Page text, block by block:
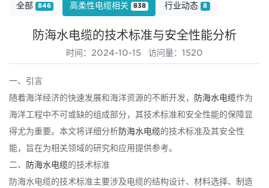
全部 846 高柔性电缆相关 838 行业动态 8
防海水电缆的技术标准与安全性能分析
时间：2024-10-15 访问量：1520
一、引言
随着海洋经济的快速发展和海洋资源的不断开发， 防海水电缆作为
海洋工程中不可或缺的组成部分，其技术标准和安全性能的保障显
得尤为重要。本文将详细分析防海水电缆的技术标准及其安全性
能，旨在为相关领域的研究和应用提供参考。
二、 防海水电缆的技术标准
防海水电缆的技术标准主要涉及电缆的结构设计、材料选择、制造